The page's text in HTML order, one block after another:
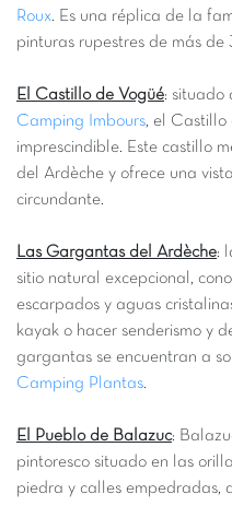
Roux. Es una réplica de la
pinturas rupestres de más
El Castillo de Vogüé: situado
Camping Imbours, el Castillo
imprescindible. Este castillo
del Ardèche y ofrece una
circundante.
Las Gargantas del Ardèche:
sitio natural excepcional,
escarpados y aguas
kayak o hacer senderismo y
gargantas se encuentran a
Camping Plantas.
El Pueblo de Balazuc:
pintoresco situado en las
piedra y calles empedradas,